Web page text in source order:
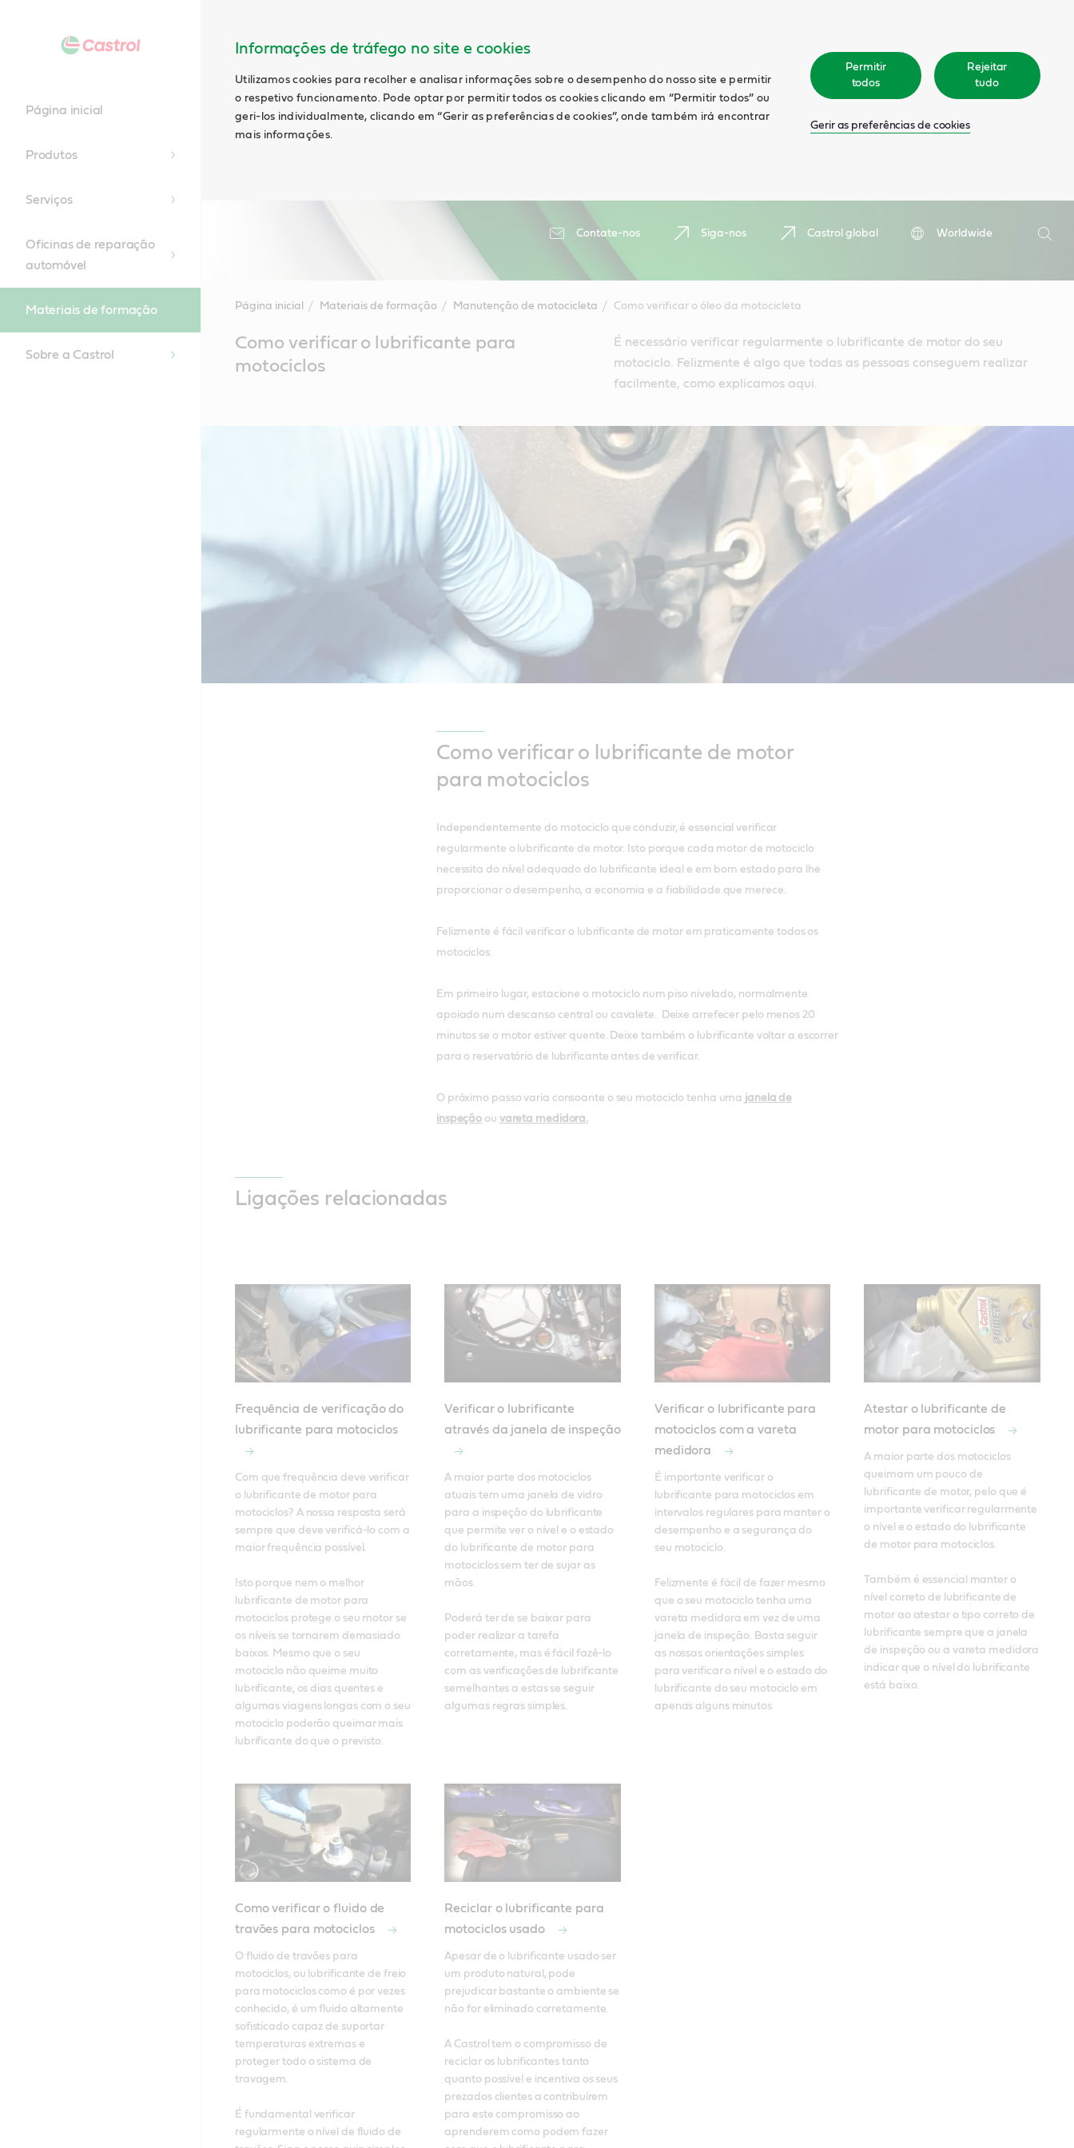
Informações de tráfego no site e cookies
Utilizamos cookies para recolher e analisar informações sobre o desempenho do nosso site e permitir
o respetivo funcionamento. Pode optar por permitir todos os cookies clicando em “Permitir todos” ou
geri-los individualmente, clicando em “Gerir as preferências de cookies”, onde também irá encontrar
mais informações.
Permitir
todos
Rejeitar
tudo
Gerir as preferências de cookies
Contate-nos Siga-nos Castrol global
Worldwide
Página inicial
Produtos
Serviços
Oficinas de reparação
automóvel
Materiais de formação
Sobre a Castrol
Página inicial Materiais de formação Manutenção de motocicleta Como verificar o óleo da motocicleta
ContentComo verificar o lubrificante para
motociclos
É necessário verificar regularmente o lubrificante de motor do seu
motociclo. Felizmente é algo que todas as pessoas conseguem realizar
facilmente, como explicamos aqui.
Como verificar o lubrificante de motor
para motociclos
Independentemente do motociclo que conduzir, é essencial verificar
regularmente o lubrificante de motor. Isto porque cada motor de motociclo
necessita do nível adequado do lubrificante ideal e em bom estado para lhe
proporcionar o desempenho, a economia e a fiabilidade que merece.
Felizmente é fácil verificar o lubrificante de motor em praticamente todos os
motociclos.
Em primeiro lugar, estacione o motociclo num piso nivelado, normalmente
apoiado num descanso central ou cavalete. Deixe arrefecer pelo menos 20
minutos se o motor estiver quente. Deixe também o lubrificante voltar a escorrer
para o reservatório de lubrificante antes de verificar.
O próximo passo varia consoante o seu motociclo tenha uma janela de
inspeção ou vareta medidora.
Ligações relacionadas
Frequência de verificação do
lubrificante para motociclos
Com que frequência deve verificar
o lubrificante de motor para
motociclos? A nossa resposta será
sempre que deve verificá-lo com a
maior frequência possível.
Isto porque nem o melhor
lubrificante de motor para
motociclos protege o seu motor se
os níveis se tornarem demasiado
baixos. Mesmo que o seu
motociclo não queime muito
lubrificante, os dias quentes e
algumas viagens longas com o seu
motociclo poderão queimar mais
lubrificante do que o previsto.
Verificar o lubrificante
através da janela de inspeção
A maior parte dos motociclos
atuais tem uma janela de vidro
para a inspeção do lubrificante
que permite ver o nível e o estado
do lubrificante de motor para
motociclos sem ter de sujar as
mãos.
Poderá ter de se baixar para
poder realizar a tarefa
corretamente, mas é fácil fazê-lo
com as verificações de lubrificante
semelhantes a estas se seguir
algumas regras simples.
Verificar o lubrificante para
motociclos com a vareta
medidora
É importante verificar o
lubrificante para motociclos em
intervalos regulares para manter o
desempenho e a segurança do
seu motociclo.
Felizmente é fácil de fazer mesmo
que o seu motociclo tenha uma
vareta medidora em vez de uma
janela de inspeção. Basta seguir
as nossas orientações simples
para verificar o nível e o estado do
lubrificante do seu motociclo em
apenas alguns minutos.
Atestar o lubrificante de
motor para motociclos
A maior parte dos motociclos
queimam um pouco de
lubrificante de motor, pelo que é
importante verificar regularmente
o nível e o estado do lubrificante
de motor para motociclos.
Também é essencial manter o
nível correto de lubrificante de
motor ao atestar o tipo correto de
lubrificante sempre que a janela
de inspeção ou a vareta medidora
indicar que o nível do lubrificante
está baixo.
Como verificar o fluido de
travões para motociclos
O fluido de travões para
motociclos, ou lubrificante de freio
para motociclos como é por vezes
conhecido, é um fluido altamente
sofisticado capaz de suportar
temperaturas extremas e
proteger todo o sistema de
travagem.
É fundamental verificar
regularmente o nível de fluido de
Reciclar o lubrificante para
motociclos usado
Apesar de o lubrificante usado ser
um produto natural, pode
prejudicar bastante o ambiente se
não for eliminado corretamente.
A Castrol tem o compromisso de
reciclar os lubrificantes tanto
quanto possível e incentiva os seus
prezados clientes a contribuírem
para este compromisso ao
aprenderem como podem fazer